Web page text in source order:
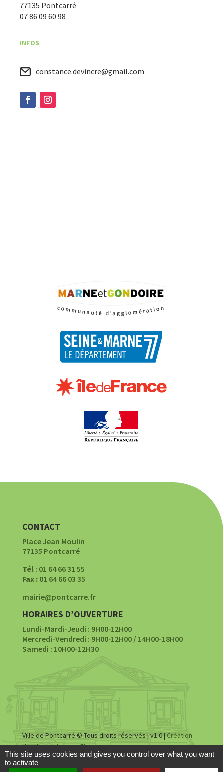
77135 Pontcarré
07 86 09 60 98
INFOS
constance.devincre@gmail.com
CONTACT
Place Jean Moulin
77135 Pontcarré
Tél: 01 64 66 31 55
Fax :01 64 66 03 35
mairie@pontcarre.fr
HORAIRES D’OUVERTURE
Lundi-Mardi-Jeudi : 9H00-12H00
Mercredi-Vendredi : 9H00-12H00 / 14H00-18H00
Samedi : 10H00-12H30
Ville de Pontcarré © Tous droits réservés | v1.0 | Création
du site par Agence Fluence
This site uses cookies and gives you control over what you want
to activate